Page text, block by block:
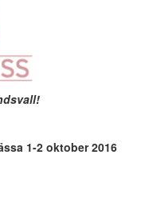
1-2 oktober 2016